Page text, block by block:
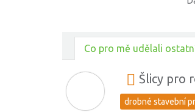
Co pro mě udělali
Šlicy pro
drobné stavební